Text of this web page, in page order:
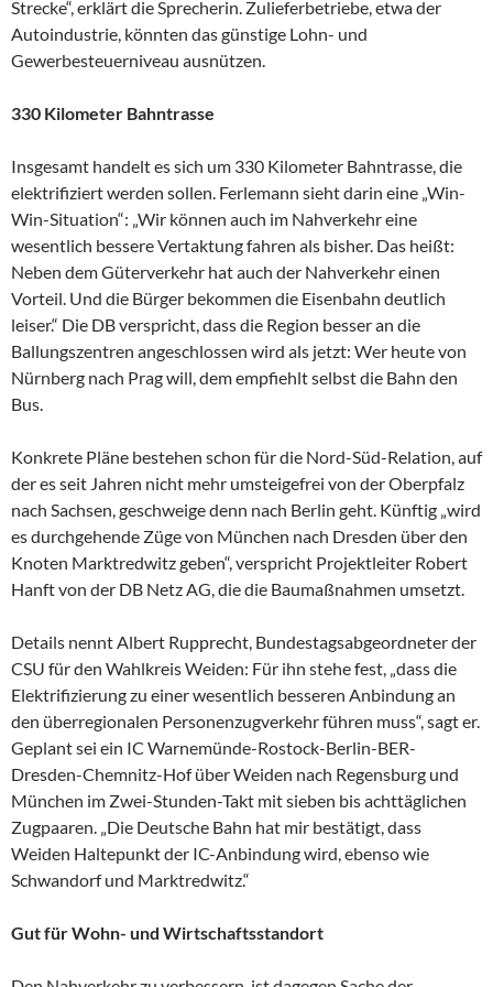
Strecke“, erklärt die Sprecherin. Zulieferbetriebe, etwa der
Autoindustrie, könnten das günstige Lohn- und
Gewerbesteuerniveau ausnützen.
330 Kilometer Bahntrasse
Insgesamt handelt es sich um 330 Kilometer Bahntrasse, die
elektrifiziert werden sollen. Ferlemann sieht darin eine „Win-
Win-Situation“: „Wir können auch im Nahverkehr eine
wesentlich bessere Vertaktung fahren als bisher. Das heißt:
Neben dem Güterverkehr hat auch der Nahverkehr einen
Vorteil. Und die Bürger bekommen die Eisenbahn deutlich
leiser.“ Die DB verspricht, dass die Region besser an die
Ballungszentren angeschlossen wird als jetzt: Wer heute von
Nürnberg nach Prag will, dem empfiehlt selbst die Bahn den
Bus.
Konkrete Pläne bestehen schon für die Nord-Süd-Relation, auf
der es seit Jahren nicht mehr umsteigefrei von der Oberpfalz
nach Sachsen, geschweige denn nach Berlin geht. Künftig „wird
es durchgehende Züge von München nach Dresden über den
Knoten Marktredwitz geben“, verspricht Projektleiter Robert
Hanft von der DB Netz AG, die die Baumaßnahmen umsetzt.
Details nennt Albert Rupprecht, Bundestagsabgeordneter der
CSU für den Wahlkreis Weiden: Für ihn stehe fest, „dass die
Elektrifizierung zu einer wesentlich besseren Anbindung an
den überregionalen Personenzugverkehr führen muss“, sagt er.
Geplant sei ein IC Warnemünde-Rostock-Berlin-BER-
Dresden-Chemnitz-Hof über Weiden nach Regensburg und
München im Zwei-Stunden-Takt mit sieben bis achttäglichen
Zugpaaren. „Die Deutsche Bahn hat mir bestätigt, dass
Weiden Haltepunkt der IC-Anbindung wird, ebenso wie
Schwandorf und Marktredwitz.“
Gut für Wohn- und Wirtschaftsstandort